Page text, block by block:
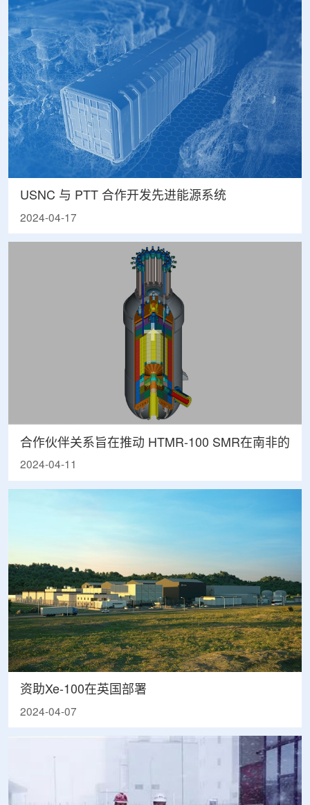
USNC 与 PTT 合作开发先进能源系统
2024-04-17
合作伙伴关系旨在推动 HTMR-100 SMR在南非的
2024-04-11
资助Xe-100在英国部署
2024-04-07